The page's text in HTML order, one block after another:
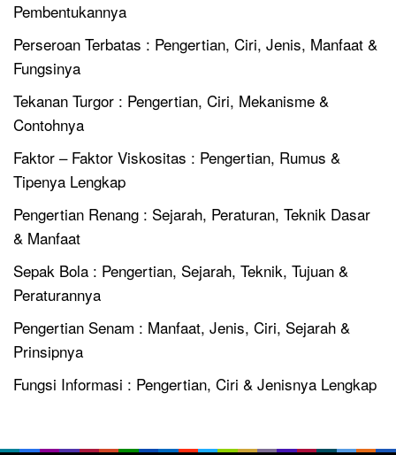
Pembentukannya
Perseroan Terbatas : Pengertian, Ciri, Jenis, Manfaat &
Fungsinya
Tekanan Turgor : Pengertian, Ciri, Mekanisme &
Contohnya
Faktor – Faktor Viskositas : Pengertian, Rumus &
Tipenya Lengkap
Pengertian Renang : Sejarah, Peraturan, Teknik Dasar
& Manfaat
Sepak Bola : Pengertian, Sejarah, Teknik, Tujuan &
Peraturannya
Pengertian Senam : Manfaat, Jenis, Ciri, Sejarah &
Prinsipnya
Fungsi Informasi : Pengertian, Ciri & Jenisnya Lengkap